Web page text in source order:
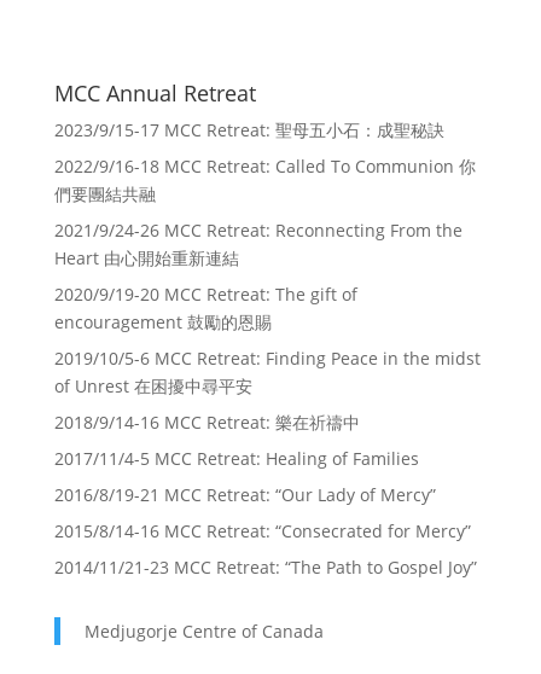
MCC Annual Retreat
2023/9/15-17 MCC Retreat: 聖母五小石：成聖秘訣
2022/9/16-18 MCC Retreat: Called To Communion 你
們要團結共融
2021/9/24-26 MCC Retreat: Reconnecting From the
Heart 由心開始重新連結
2020/9/19-20 MCC Retreat: The gift of
encouragement 鼓勵的恩賜
2019/10/5-6 MCC Retreat: Finding Peace in the midst
of Unrest 在困擾中尋平安
2018/9/14-16 MCC Retreat: 樂在祈禱中
2017/11/4-5 MCC Retreat: Healing of Families
2016/8/19-21 MCC Retreat: “Our Lady of Mercy”
2015/8/14-16 MCC Retreat: “Consecrated for Mercy”
2014/11/21-23 MCC Retreat: “The Path to Gospel Joy”
Medjugorje Centre of Canada